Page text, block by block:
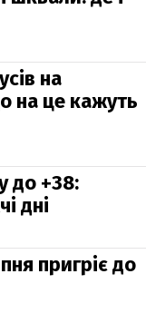
на
на це кажуть
до +38:
дні
пригріє до